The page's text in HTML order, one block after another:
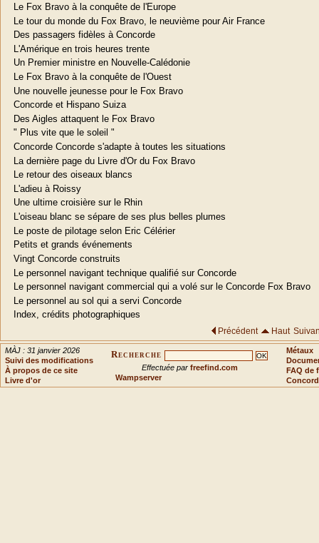
Le Fox Bravo à la conquête de l'Europe
Le tour du monde du Fox Bravo, le neuvième pour Air France
Des passagers fidèles à Concorde
L'Amérique en trois heures trente
Un Premier ministre en Nouvelle-Calédonie
Le Fox Bravo à la conquête de l'Ouest
Une nouvelle jeunesse pour le Fox Bravo
Concorde et Hispano Suiza
Des Aigles attaquent le Fox Bravo
" Plus vite que le soleil "
Concorde Concorde s'adapte à toutes les situations
La dernière page du Livre d'Or du Fox Bravo
Le retour des oiseaux blancs
L'adieu à Roissy
Une ultime croisière sur le Rhin
L'oiseau blanc se sépare de ses plus belles plumes
Le poste de pilotage selon Eric Célérier
Petits et grands événements
Vingt Concorde construits
Le personnel navigant technique qualifié sur Concorde
Le personnel navigant commercial qui a volé sur le Concorde Fox Bravo
Le personnel au sol qui a servi Concorde
Index, crédits photographiques
Précédent Haut
MÀJ : 31 janvier 2026
Suivi des modifications
À propos de ce site
Livre d'or
Recherche
Effectuée par freefind.com
Wampserver
Métaux
FAQ de